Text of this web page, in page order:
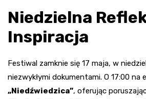
Niedzielna
Inspiracja
Festiwal zamknie się 17 maja, w
niezwykłymi dokumentami. O 17:00 na
„Niedźwiedzica”, oferując